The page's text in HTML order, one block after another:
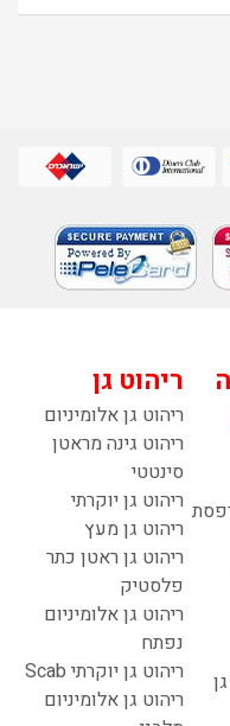
ריהוט גן
ריהוט גן אלומיניום
ריהוט גינה מראטן
סינטטי
ריהוט גן יוקרתי
ריהוט גן מעץ
ריהוט גן ראטן כתר
פלסטיק
ריהוט גן אלומיניום
נפתח
ריהוט גן יוקרתי Scab
ריהוט גן אלומיניום